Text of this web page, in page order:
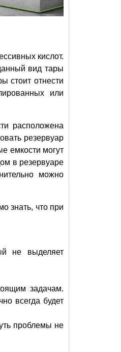
кислот.
вид тары
стоит отнести
или
расположена
резервуар
емкости могут
в резервуаре
можно
знать, что при
не выделяет
задачам.
всегда будет
проблемы не